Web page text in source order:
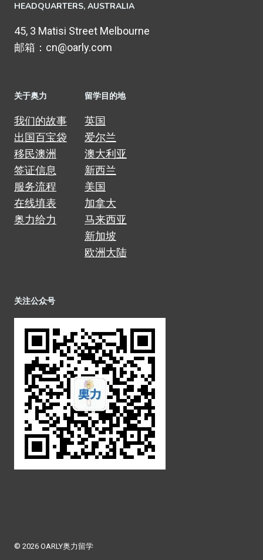
HEADQUARTERS​, AUSTRALIA
45, 3 Matisi Street Melbourne
邮箱：cn@oarly.com
关于奥力
我们的故事
出国百宝袋
移民澳洲
签证信息
服务流程
在线填表
奥力给力
留学目的地
英国
爱尔兰
澳大利亚
新西兰
美国
加拿大
马来西亚
新加坡
欧洲大陆
关注公众号
© 2026 OARLY奥力留学